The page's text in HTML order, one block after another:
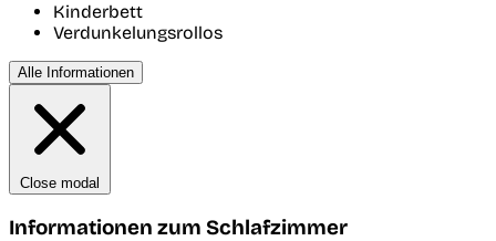
Kinderbett
Verdunkelungsrollos
Alle Informationen
Close modal
Informationen zum Schlafzimmer